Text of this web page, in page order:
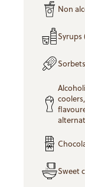
Non
Syrups
Sweet